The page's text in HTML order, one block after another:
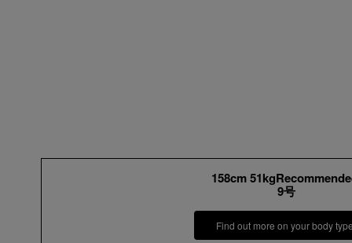
158cm
9号
Find out more on your body type